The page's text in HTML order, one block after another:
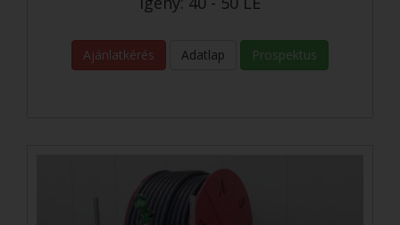
Ajánlatkérés Adatlap Prospektus